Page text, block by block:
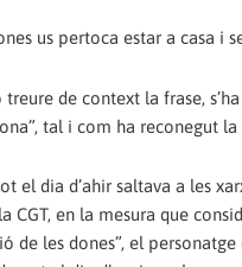
us pertoca estar a casa i
treure de context la frase,
tal i com ha reconegut
el dia d’ahir saltava a les
CGT, en la mesura que
de les dones”, el